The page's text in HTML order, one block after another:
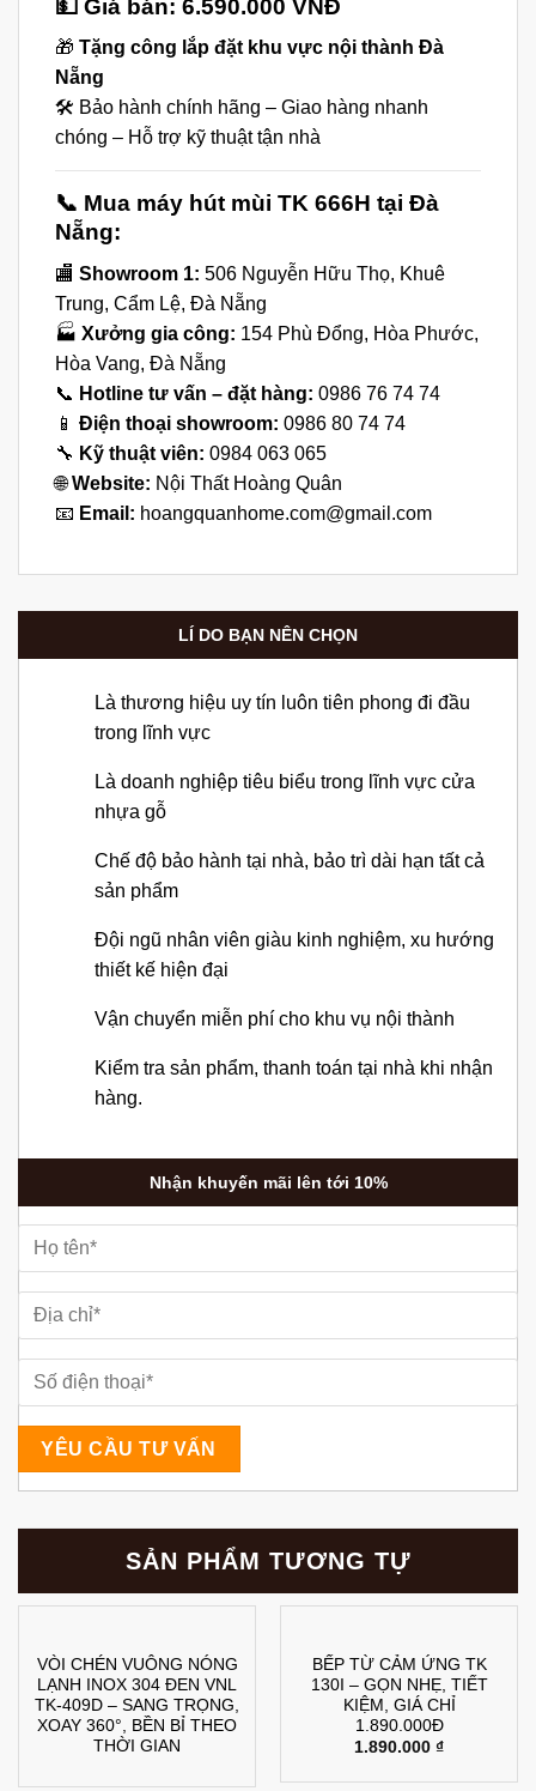
💵 Giá bán: 6.590.000 VNĐ
🎁 Tặng công lắp đặt khu vực nội thành Đà
Nẵng
🛠️ Bảo hành chính hãng – Giao hàng nhanh
chóng – Hỗ trợ kỹ thuật tận nhà
📞 Mua máy hút mùi TK 666H tại Đà
Nẵng:
🏬 Showroom 1: 506 Nguyễn Hữu Thọ, Khuê
Trung, Cẩm Lệ, Đà Nẵng
🏭 Xưởng gia công: 154 Phù Đổng, Hòa Phước,
Hòa Vang, Đà Nẵng
📞 Hotline tư vấn – đặt hàng: 0986 76 74 74
📱 Điện thoại showroom: 0986 80 74 74
🔧 Kỹ thuật viên: 0984 063 065
🌐Website: Nội Thất Hoàng Quân
📧 Email: hoangquanhome.com@gmail.com
LÍ DO BẠN NÊN CHỌN
Là thương hiệu uy tín luôn tiên phong đi đầu
trong lĩnh vực
Là doanh nghiệp tiêu biểu trong lĩnh vực cửa
nhựa gỗ
Chế độ bảo hành tại nhà, bảo trì dài hạn tất cả
sản phẩm
Đội ngũ nhân viên giàu kinh nghiệm, xu hướng
thiết kế hiện đại
Vận chuyển miễn phí cho khu vụ nội thành
Kiểm tra sản phẩm, thanh toán tại nhà khi nhận
hàng.
Nhận khuyến mãi lên tới 10%
SẢN PHẨM TƯƠNG TỰ
VÒI CHÉN VUÔNG NÓNG
LẠNH INOX 304 ĐEN VNL
TK-409D – SANG TRỌNG,
XOAY 360°, BỀN BỈ THEO
THỜI GIAN
BẾP TỪ CẢM ỨNG TK
130I – GỌN NHẸ, TIẾT
KIỆM, GIÁ CHỈ
1.890.000Đ
1.890.000 ₫